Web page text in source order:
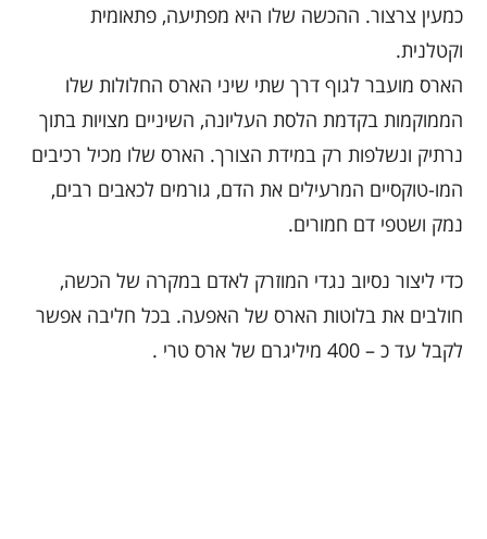
כמעין צרצור. ההכשה שלו היא מפתיעה, פתאומית
וקטלנית.
הארס מועבר לגוף דרך שתי שיני הארס החלולות שלו
הממוקמות בקדמת הלסת העליונה, השיניים מצויות בתוך
נרתיק ונשלפות רק במידת הצורך. הארס שלו מכיל רכיבים
המו-טוקסיים המרעילים את הדם, גורמים לכאבים רבים,
נמק ושטפי דם חמורים.
כדי ליצור נסיוב נגדי המוזרק לאדם במקרה של הכשה,
חולבים את בלוטות הארס של האפעה. בכל חליבה אפשר
לקבל עד כ – 400 מיליגרם של ארס טרי .